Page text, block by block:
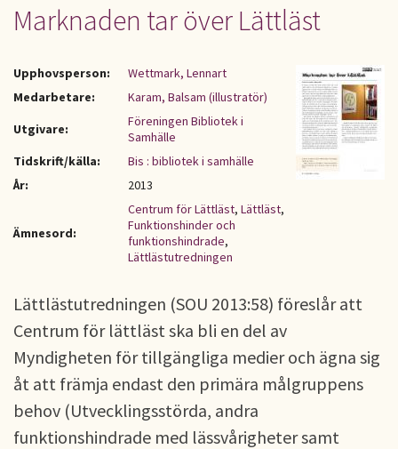
Marknaden tar över Lättläst
Upphovsperson:
Wettmark, Lennart
Medarbetare:
Karam, Balsam (illustratör)
Utgivare:
Föreningen Bibliotek i
Samhälle
Tidskrift/källa:
Bis : bibliotek i samhälle
År:
2013
Ämnesord:
Centrum för Lättläst, Lättläst,
Funktionshinder och
funktionshindrade,
Lättlästutredningen
Lättlästutredningen (SOU 2013:58) föreslår att
Centrum för lättläst ska bli en del av
Myndigheten för tillgängliga medier och ägna sig
åt att främja endast den primära målgruppens
behov (Utvecklingsstörda, andra
funktionshindrade med lässvårigheter samt